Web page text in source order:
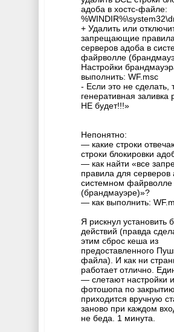
адоба в хостс-файле:
+ Удалить или
запрещающие
серверов адоба в
файрволле
Настройки
выполнить: WF.msc
- Если это не сделать,
генеративная заливка
НЕ будет!!!»
Непонятно:
— какие строки
строки блокировки
— как найти «все
правила для серверов
системном файрволле
(брандмауэре)»?
— как выполнить:
Я рискнул установить
действий (правда
этим сброс кеша из
предоставленного
файла). И как ни
работает отлично.
— слетают настройки
фотошопа по
приходится вручную
заново при каждом
не беда. 1 минута.